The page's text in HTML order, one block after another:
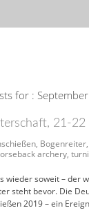
for :
21-
, Bogenreiter,
archery,
wieder soweit – der
steht bevor. Die
2019 – ein